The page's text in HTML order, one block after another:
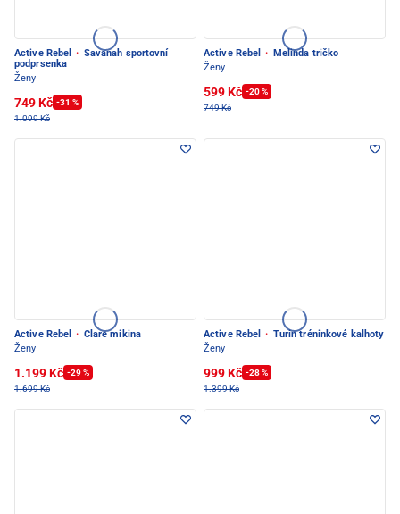
Active Rebel · Savanah sportovní
podprsenka
Ženy
749 Kč -31 %
1.099 Kč
Active Rebel ·
Melinda tričko
Ženy
599 Kč -20 %
749 Kč
Active Rebel · Clare mikina
Ženy
1.199 Kč -29 %
1.699 Kč
Active Rebel · Turin tréninkové kalhoty
Ženy
999 Kč -28 %
1.399 Kč